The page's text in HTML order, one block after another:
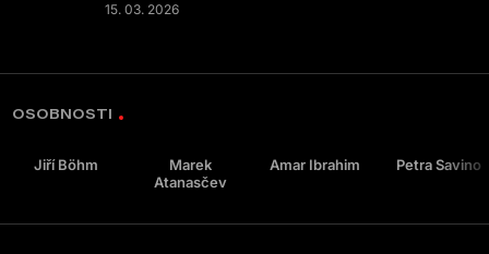
15. 03. 2026
OSOBNOSTI
Jiří Böhm
Marek
Atanasčev
Amar Ibrahim Petra Savino